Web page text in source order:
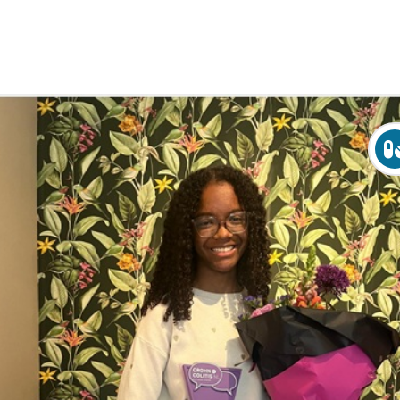
Over Crohn en colitis (IBD)
Leven met
Activiteiten & Contact
Help mee
Over ons
Voor professionals